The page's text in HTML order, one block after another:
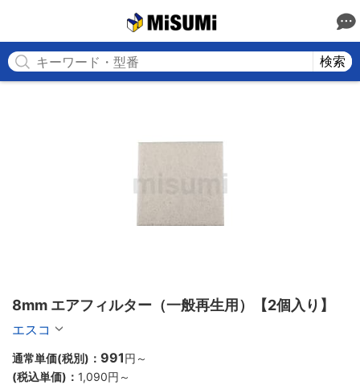
検索
8mm エアフィルター（一般再生用）【2個入り】
エスコ
通常単価(税別)： 991円 ～
(税込単価)： 1,090円 ～